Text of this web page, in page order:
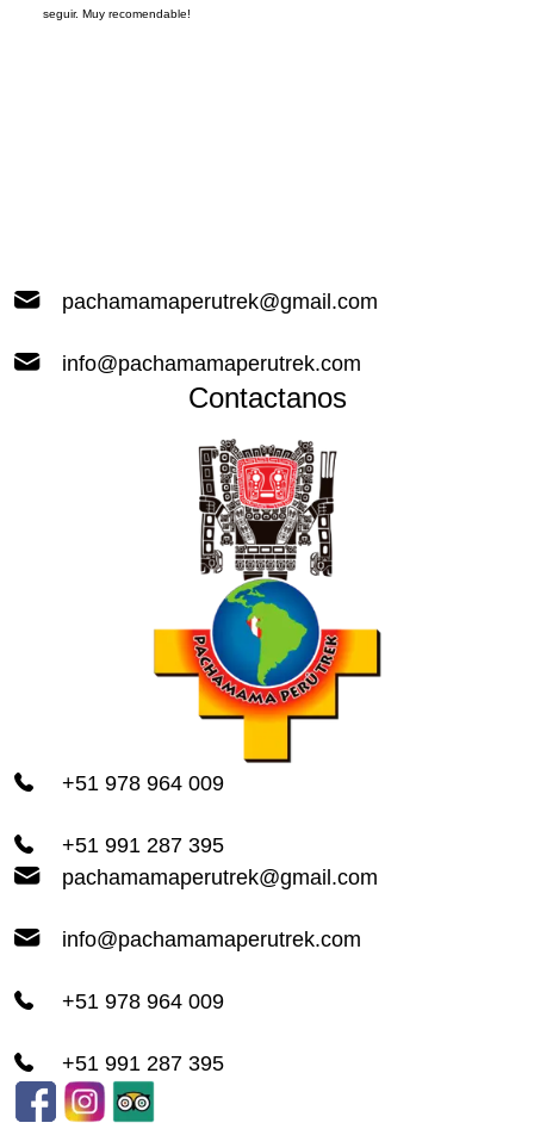
seguir. Muy recomendable!
pachamamaperutrek@gmail.com
info@pachamamaperutrek.com
Contactanos
+51 978 964 009
+51 991 287 395
pachamamaperutrek@gmail.com
info@pachamamaperutrek.com
+51 978 964 009
+51 991 287 395